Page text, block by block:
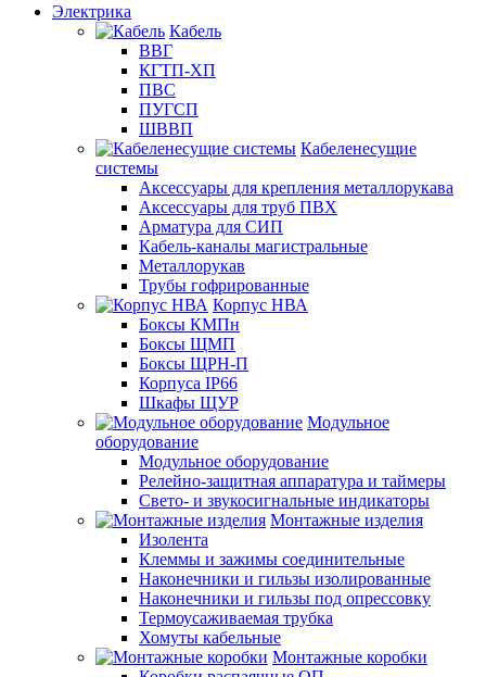
Электрика
Кабель
ВВГ
КГТП-ХП
ПВС
ПУГСП
ШВВП
Кабеленесущие
системы
Аксессуары для крепления металлорукава
Аксессуары для труб ПВХ
Арматура для СИП
Кабель-каналы магистральные
Металлорукав
Трубы гофрированные
Корпус НВА
Боксы КМПн
Боксы ЩМП
Боксы ЩРН-П
Корпуса IP66
Шкафы ЩУР
Модульное
оборудование
Модульное оборудование
Релейно-защитная аппаратура и таймеры
Свето- и звукосигнальные индикаторы
Монтажные изделия
Изолента
Клеммы и зажимы соединительные
Наконечники и гильзы изолированные
Наконечники и гильзы под опрессовку
Термоусаживаемая трубка
Хомуты кабельные
Монтажные коробки